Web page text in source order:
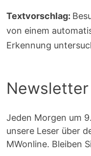
Textvorschlag:
von einem
Erkennung
Newsletter
Jeden Morgen um
unsere Leser über
MWonline. Bleiben